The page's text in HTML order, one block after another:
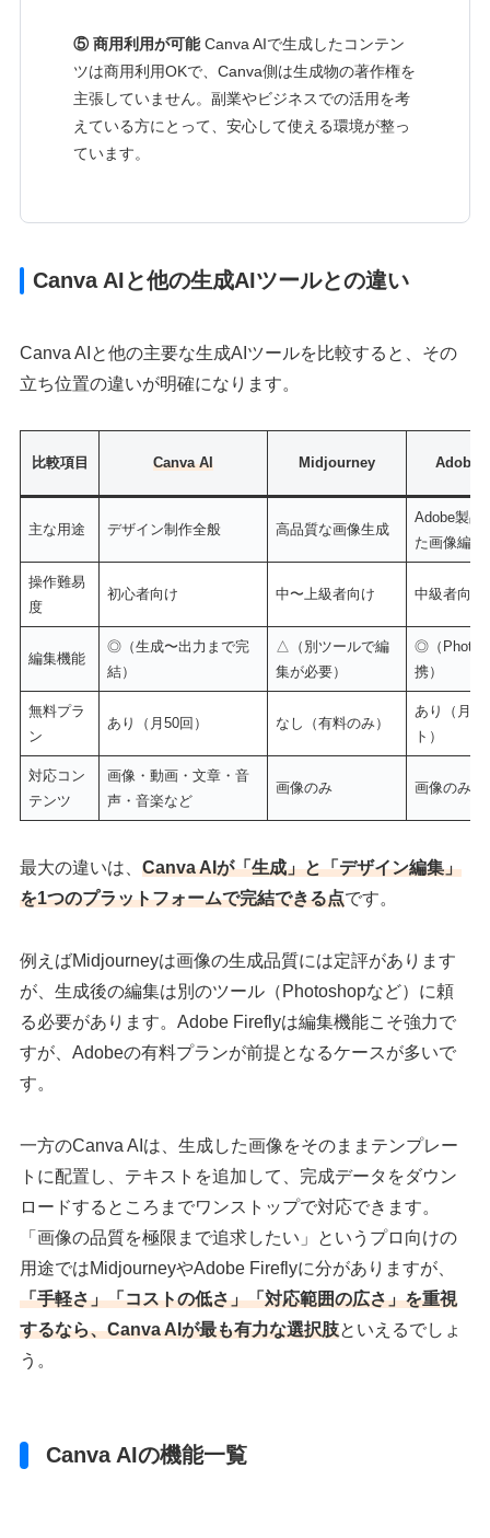
⑤ 商用利用が可能Canva AIで生成したコンテン
ツは商用利用OKで、Canva側は生成物の著作権を
主張していません。副業やビジネスでの活用を考
えている方にとって、安心して使える環境が整っ
ています。
Canva AIと他の生成AIツールとの違い
Canva AIと他の主要な生成AIツールを比較すると、その
立ち位置の違いが明確になります。
比較項目 Canva AI Midjourney Adobe
主な用途 デザイン制作全般 高品質な画像生成
Adobe製品
た画像編集
操作難易
度
初心者向け 中〜上級者向け 中級者向け
編集機能
◎（生成〜出力まで完
結）
△（別ツールで編
集が必要）
◎（
携）
無料プラ
ン
あり（月50回） なし（有料のみ）
あり（月
ト）
対応コン
テンツ
画像・動画・文章・音
声・音楽など
画像のみ 画像のみ
最大の違いは、Canva AIが「生成」と「デザイン編集」
を1つのプラットフォームで完結できる点です。
例えばMidjourneyは画像の生成品質には定評があります
が、生成後の編集は別のツール（Photoshopなど）に頼
る必要があります。Adobe Fireflyは編集機能こそ強力で
すが、Adobeの有料プランが前提となるケースが多いで
す。
一方のCanva AIは、生成した画像をそのままテンプレー
トに配置し、テキストを追加して、完成データをダウン
ロードするところまでワンストップで対応できます。
「画像の品質を極限まで追求したい」というプロ向けの
用途ではMidjourneyやAdobe Fireflyに分がありますが、
「手軽さ」「コストの低さ」「対応範囲の広さ」を重視
するなら、Canva AIが最も有力な選択肢といえるでしょ
う。
Canva AIの機能一覧